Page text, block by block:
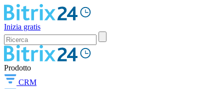
Inizia gratis
Prodotto
CRM